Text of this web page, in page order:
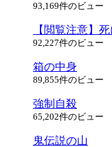
93,169件のビュー
【閲覧注意】
92,227件のビュー
箱の中身
89,855件のビュー
強制自殺
65,202件のビュー
鬼伝説の山